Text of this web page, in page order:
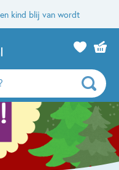
kind blij van wordt